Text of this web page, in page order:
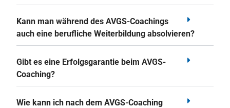
Kann man während des AVGS-Coachings
auch eine berufliche Weiterbildung absolvieren?
Gibt es eine Erfolgsgarantie beim AVGS-
Coaching?
Wie kann ich nach dem AVGS-Coaching